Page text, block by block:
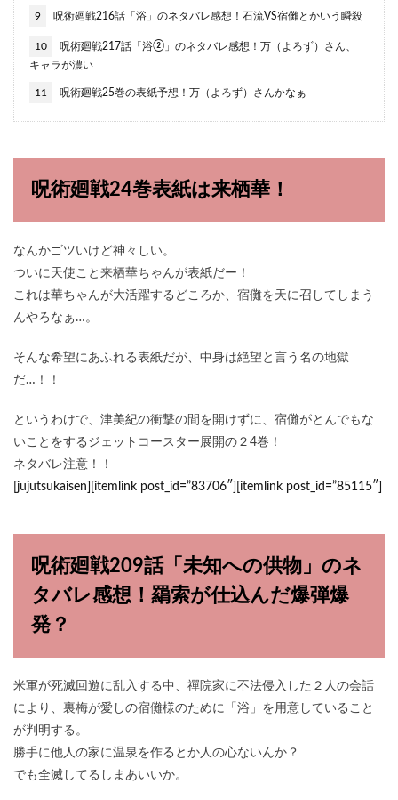
9 呪術廻戦216話「浴」のネタバレ感想！石流VS宿儺とかいう瞬殺
10
呪術廻戦217話「浴②」のネタバレ感想！万（よろず）さん、
キャラが濃い
11 呪術廻戦25巻の表紙予想！万（よろず）さんかなぁ
呪術廻戦24巻表紙は来栖華！
なんかゴツいけど神々しい。
ついに天使こと来栖華ちゃんが表紙だー！
これは華ちゃんが大活躍するどころか、宿儺を天に召してしまう
んやろなぁ…。
そんな希望にあふれる表紙だが、中身は絶望と言う名の地獄
だ…！！
というわけで、津美紀の衝撃の間を開けずに、宿儺がとんでもな
いことをするジェットコースター展開の２4巻！
ネタバレ注意！！
[jujutsukaisen][itemlink post_id=”83706″][itemlink post_id=”85115″]
呪術廻戦209話「未知への供物」のネ
タバレ感想！羂索が仕込んだ爆弾爆
発？
米軍が死滅回遊に乱入する中、禪院家に不法侵入した２人の会話
により、裏梅が愛しの宿儺様のために「浴」を用意していること
が判明する。
勝手に他人の家に温泉を作るとか人の心ないんか？
でも全滅してるしまあいいか。